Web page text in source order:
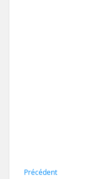
Page
Précédent